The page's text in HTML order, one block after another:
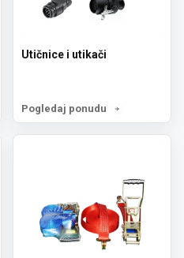
Utičnice i utikači
Pogledaj ponudu